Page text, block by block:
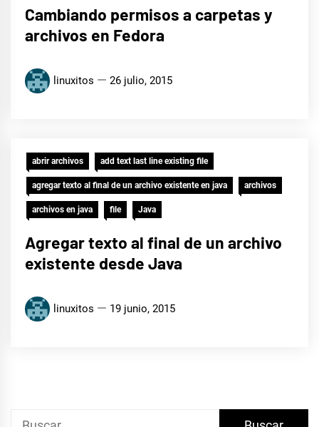
Cambiando permisos a carpetas y
archivos en Fedora
linuxitos 26 julio, 2015
abrir archivos add text last line existing file
agregar texto al final de un archivo existente en java archivos
archivos en java file Java
Agregar texto al final de un archivo
existente desde Java
linuxitos 19 junio, 2015
Buscar: